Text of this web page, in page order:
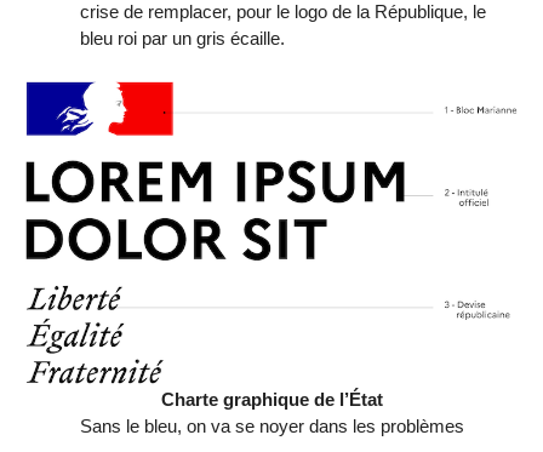
crise de remplacer, pour le logo de la République, le
bleu roi par un gris écaille.
Charte graphique de l’État
Sans le bleu, on va se noyer dans les problèmes